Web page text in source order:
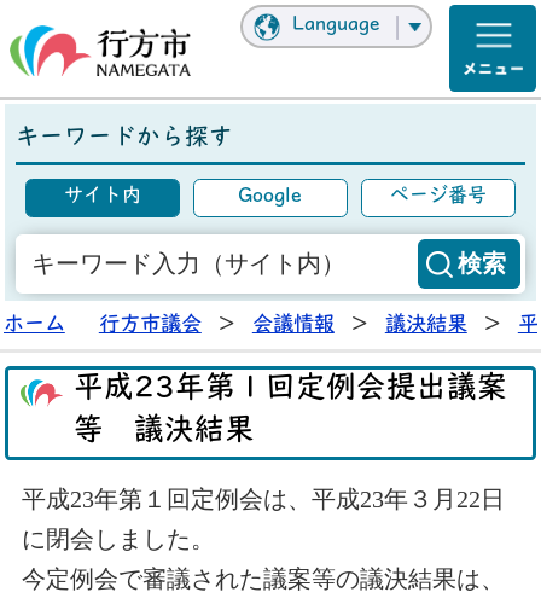
Language
キーワードから探す
サイト内 Google ページ番号
ホーム 行方市議会 > 会議情報 > 議決結果 >
平成23年第１回定例会提出議案
等 議決結果
平成23年第１回定例会は、平成23年３月22日
に閉会しました。
今定例会で審議された議案等の議決結果は、